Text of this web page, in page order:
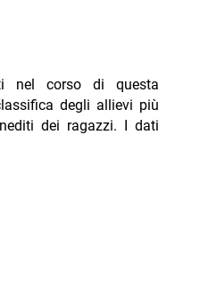
nel corso di questa
degli allievi più
dei ragazzi. I dati